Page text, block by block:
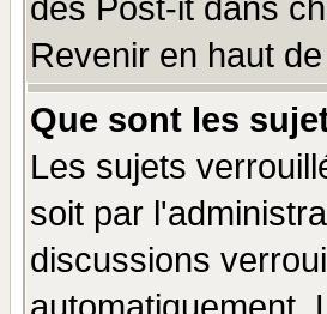
des Post-it dans
Revenir en haut
Que sont les
Les sujets
soit par
discussions